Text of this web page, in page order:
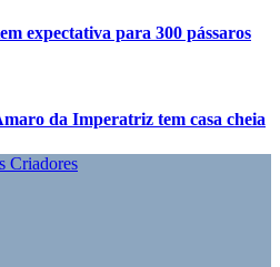
expectativa para 300 pássaros
da Imperatriz tem casa cheia